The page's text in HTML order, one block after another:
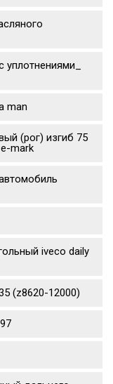
man
(рог) изгиб 75
mark
iveco daily
(z8620-12000)